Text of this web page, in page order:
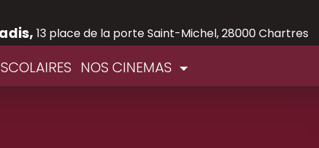
13 place de la porte Saint-Michel, 28000 Chartres
SCOLAIRES NOS CINEMAS